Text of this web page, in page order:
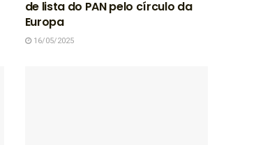
de lista do PAN pelo círculo da
Europa
16/05/2025